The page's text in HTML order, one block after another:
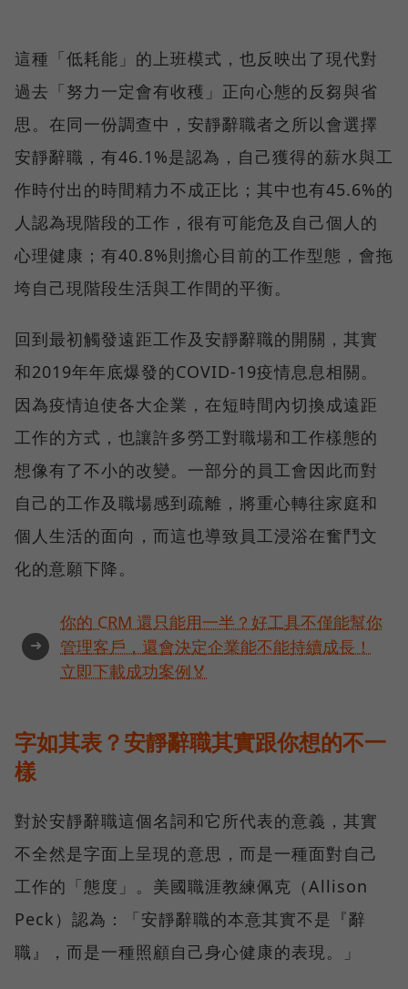
這種「低耗能」的上班模式，也反映出了現代對
過去「努力一定會有收穫」正向心態的反芻與省
思。在同一份調查中，安靜辭職者之所以會選擇
安靜辭職，有46.1%是認為，自己獲得的薪水與工
作時付出的時間精力不成正比；其中也有45.6%的
人認為現階段的工作，很有可能危及自己個人的
心理健康；有40.8%則擔心目前的工作型態，會拖
垮自己現階段生活與工作間的平衡。
回到最初觸發遠距工作及安靜辭職的開關，其實
和2019年年底爆發的COVID-19疫情息息相關。
因為疫情迫使各大企業，在短時間內切換成遠距
工作的方式，也讓許多勞工對職場和工作樣態的
想像有了不小的改變。一部分的員工會因此而對
自己的工作及職場感到疏離，將重心轉往家庭和
個人生活的面向，而這也導致員工浸浴在奮鬥文
化的意願下降。
➜
你的 CRM 還只能用一半？好工具不僅能幫你
管理客戶，還會決定企業能不能持續成長！
立即下載成功案例🏅
字如其表？安靜辭職其實跟你想的不一
樣
對於安靜辭職這個名詞和它所代表的意義，其實
不全然是字面上呈現的意思，而是一種面對自己
工作的「態度」。美國職涯教練佩克（Allison
Peck）認為：「安靜辭職的本意其實不是『辭
職』，而是一種照顧自己身心健康的表現。」